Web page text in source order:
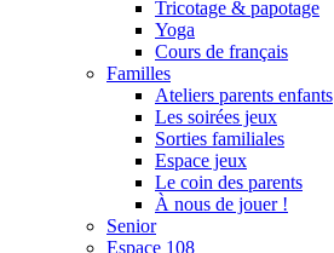
Tricotage & papotage
Yoga
Cours de français
Familles
Ateliers parents enfants
Les soirées jeux
Sorties familiales
Espace jeux
Le coin des parents
À nous de jouer !
Senior
Espace 108